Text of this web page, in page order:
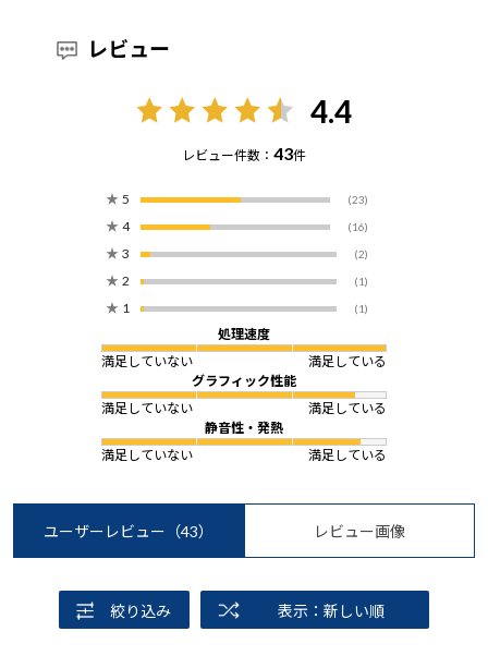
レビュー
4.4
レビュー件数： 43件
★ 5 (23)
★ 4 (16)
★ 3 (2)
★ 2 (1)
★ 1 (1)
処理速度
満足していない
満足している
グラフィック性能
満足していない
満足している
静音性・発熱
満足していない
満足している
ユーザーレビュー （43） レビュー画像
絞り込み 表示：新しい順